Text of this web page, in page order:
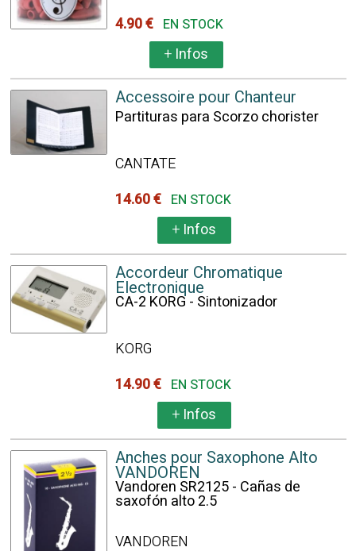
4.90 € EN STOCK
+Infos
Accessoire pour Chanteur
Partituras para Scorzo chorister
CANTATE
14.60 € EN STOCK
+Infos
Accordeur Chromatique
Electronique
CA-2 KORG - Sintonizador
KORG
14.90 € EN STOCK
+Infos
Anches pour Saxophone Alto
VANDOREN
Vandoren SR2125 - Cañas de
saxofón alto 2.5
VANDOREN